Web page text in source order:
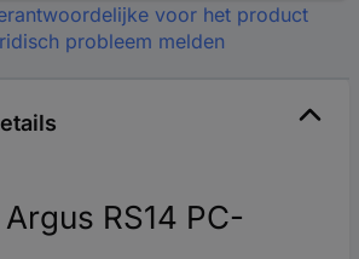
voor het product
probleem melden
RS14 PC-